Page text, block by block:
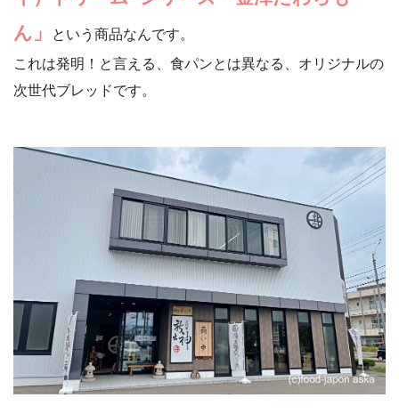
ん」
という商品なんです。
これは発明！と言える、食パンとは異なる、オリジナルの
次世代ブレッドです。